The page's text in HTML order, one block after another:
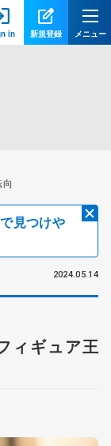
in 新規登録 メニュー
見つけや
2024.05.14
ィギュア王